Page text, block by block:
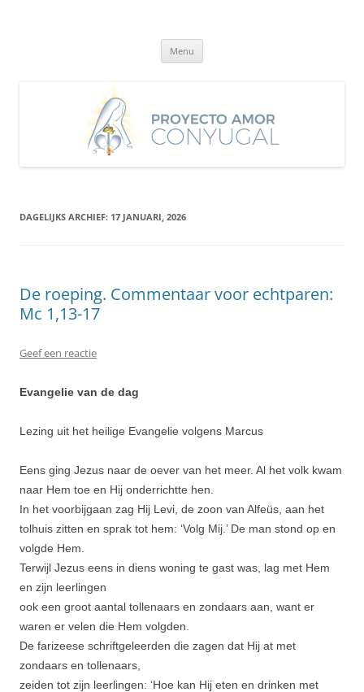
Menu
DAGELIJKS ARCHIEF: 17 JANUARI, 2026
De roeping. Commentaar voor echtparen:
Mc 1,13-17
Geef een reactie
Evangelie van de dag
Lezing uit het heilige Evangelie volgens Marcus
Eens ging Jezus naar de oever van het meer. Al het volk kwam
naar Hem toe en Hij onderrichtte hen.
In het voorbijgaan zag Hij Levi, de zoon van Alfeüs, aan het
tolhuis zitten en sprak tot hem: ‘Volg Mij.’ De man stond op en
volgde Hem.
Terwijl Jezus eens in diens woning te gast was, lag met Hem
en zijn leerlingen
ook een groot aantal tollenaars en zondaars aan, want er
waren er velen die Hem volgden.
De farizeese schriftgeleerden die zagen dat Hij at met
zondaars en tollenaars,
zeiden tot zijn leerlingen: ‘Hoe kan Hij eten en drinken met